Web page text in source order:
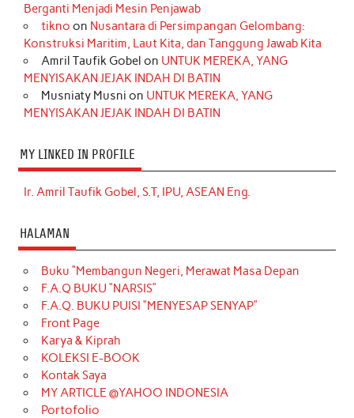
Berganti Menjadi Mesin Penjawab
tikno on Nusantara di Persimpangan Gelombang:
Konstruksi Maritim, Laut Kita, dan Tanggung Jawab Kita
Amril Taufik Gobel on UNTUK MEREKA, YANG
MENYISAKAN JEJAK INDAH DI BATIN
Musniaty Musni on UNTUK MEREKA, YANG
MENYISAKAN JEJAK INDAH DI BATIN
MY LINKED IN PROFILE
Ir. Amril Taufik Gobel, S.T, IPU, ASEAN Eng.
HALAMAN
Buku “Membangun Negeri, Merawat Masa Depan
F.A.Q BUKU “NARSIS”
F.A.Q. BUKU PUISI “MENYESAP SENYAP”
Front Page
Karya & Kiprah
KOLEKSI E-BOOK
Kontak Saya
MY ARTICLE @YAHOO INDONESIA
Portofolio